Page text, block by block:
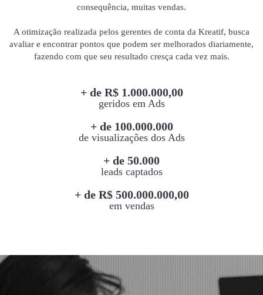
consequência, muitas vendas.
A otimização realizada pelos gerentes de conta da Kreatif, busca
avaliar e encontrar pontos que podem ser melhorados diariamente,
fazendo com que seu resultado cresça cada vez mais.
+ de R$ 1.000.000,00
geridos em Ads
+ de 100.000.000
de visualizações dos Ads
+ de 50.000
leads captados
+ de R$ 500.000.000,00
em vendas